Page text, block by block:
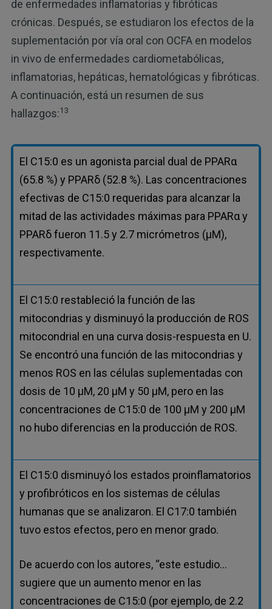
de enfermedades inflamatorias y fibróticas
crónicas. Después, se estudiaron los efectos de la
suplementación por vía oral con OCFA en modelos
in vivo de enfermedades cardiometabólicas,
inflamatorias, hepáticas, hematológicas y fibróticas.
A continuación, está un resumen de sus
hallazgos:13
El C15:0 es un agonista parcial dual de PPARα
(65.8 %) y PPARδ (52.8 %). Las concentraciones
efectivas de C15:0 requeridas para alcanzar la
mitad de las actividades máximas para PPARα y
PPARδ fueron 11.5 y 2.7 ​​micrómetros (μM),
respectivamente.
El C15:0 restableció la función de las
mitocondrias y disminuyó la producción de ROS
mitocondrial en una curva dosis-respuesta en U.
Se encontró una función de las mitocondrias y
menos ROS en las células suplementadas con
dosis de 10 µM, 20 µM y 50 µM, pero en las
concentraciones de C15:0 de 100 µM y 200 µM
no hubo diferencias en la producción de ROS.
El C15:0 disminuyó los estados proinflamatorios
y profibróticos en los sistemas de células
humanas que se analizaron. El C17:0 también
tuvo estos efectos, pero en menor grado.
De acuerdo con los autores, “este estudio...
sugiere que un aumento menor en las
concentraciones de C15:0 (por ejemplo, de 2.2